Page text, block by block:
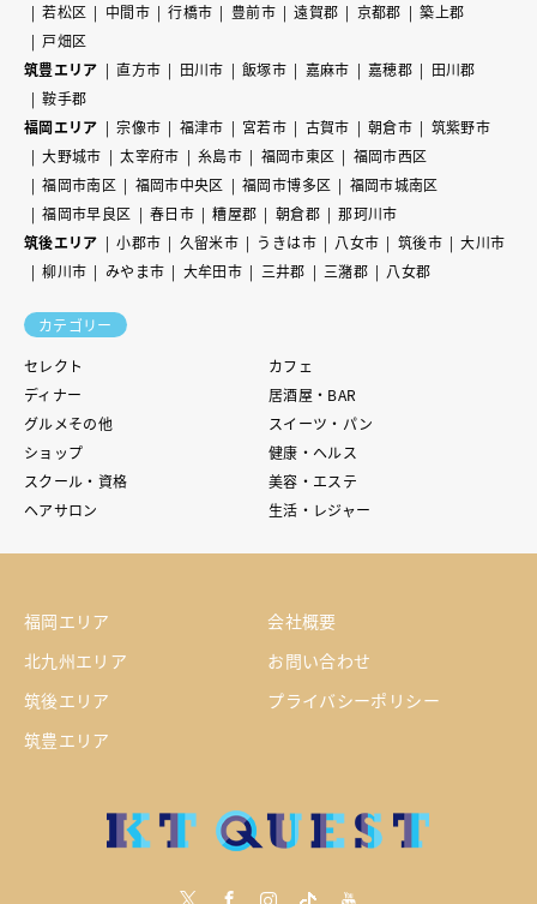
若松区
中間市 行橋市 豊前市 遠賀郡 京都郡
築上郡
戸畑区
筑豊エリア
直方市 田川市 飯塚市 嘉麻市 嘉穂郡
田川郡
鞍手郡
福岡エリア
宗像市 福津市 宮若市 古賀市 朝倉市
筑紫野市
大野城市
太宰府市 糸島市 福岡市東区
福岡市西区
福岡市南区
福岡市中央区 福岡市博多区
福岡市城南区
福岡市早良区
春日市 糟屋郡 朝倉郡
那珂川市
筑後エリア
小郡市 久留米市 うきは市 八女市 筑後市
大川市
柳川市
みやま市 大牟田市 三井郡 三潴郡 八女郡
カテゴリー
セレクト
カフェ
ディナー
居酒屋・BAR
グルメその他
スイーツ・パン
ショップ
健康・ヘルス
スクール・資格
美容・エステ
ヘアサロン
生活・レジャー
福岡エリア
北九州エリア
筑後エリア
筑豊エリア
会社概要
お問い合わせ
プライバシーポリシー
Instagramtiktock youtube